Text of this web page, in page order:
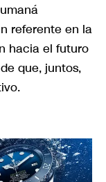
referente en la
hacia el futuro
que, juntos,